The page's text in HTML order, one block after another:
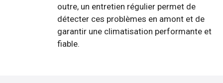
outre, un entretien régulier permet de
détecter ces problèmes en amont et de
garantir une climatisation performante et
fiable.